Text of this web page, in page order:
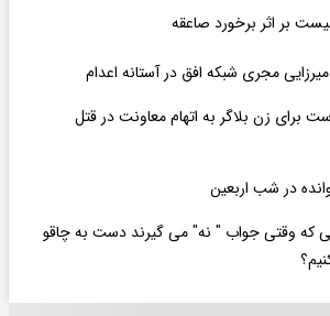
بر اثر برخورد صاعقه
میرزایی مجری شبکه افق در آستانه اعدام
برای زن بلاگر به اتهام معاونت در قتل
در شب اربعین
که وقتی جواب " نه" می گیرند دست به چاقو